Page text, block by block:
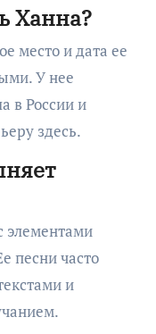
Ханна?
место и дата ее
У нее
в России и
здесь.
элементами
песни часто
и